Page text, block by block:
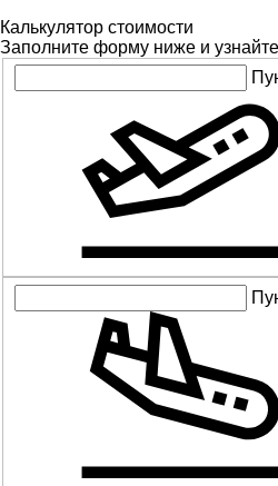
Калькулятор стоимости
Заполните форму ниже и